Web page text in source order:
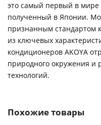
это самый первый в мире
полученный в Японии.
признанным стандартом
из ключевых
кондиционеров AKOYA
природного окружения и
технологий.
Похожие товары